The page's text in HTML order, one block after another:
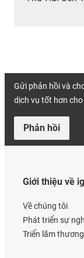
Gửi phản hồi và
dịch vụ tốt hơn
Phản hồi
Giới thiệu về
Về chúng tôi
Phát triển sự
Triển lãm